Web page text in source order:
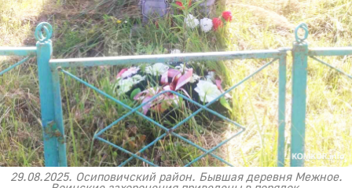
29.08.2025. Осиповичский район. Бывшая деревня Межное.